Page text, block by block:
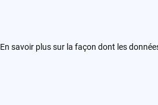
En savoir plus sur la façon dont les